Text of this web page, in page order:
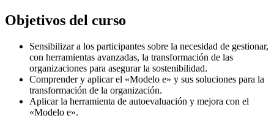
Objetivos del curso
Sensibilizar a los participantes sobre la necesidad de gestionar,
con herramientas avanzadas, la transformación de las
organizaciones para asegurar la sostenibilidad.
Comprender y aplicar el «Modelo e» y sus soluciones para la
transformación de la organización.
Aplicar la herramienta de autoevaluación y mejora con el
«Modelo e».